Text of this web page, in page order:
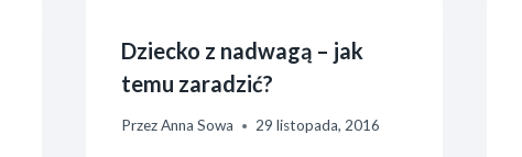
Dziecko z nadwagą – jak
temu zaradzić?
Przez Anna Sowa 29 listopada, 2016